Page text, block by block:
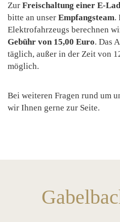
Zur Freischaltung einer E-
bitte an unser Empfangsteam.
Elektrofahrzeugs berechnen
Gebühr von 15,00 Euro. Das
täglich, außer in der Zeit von
möglich.
Bei weiteren Fragen rund um
wir Ihnen gerne zur Seite.